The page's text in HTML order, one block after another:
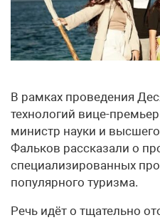
В рамках проведения
технологий вице-
министр науки и
Фальков рассказали о
специализированных
популярного туризма.
Речь идёт о тщательно